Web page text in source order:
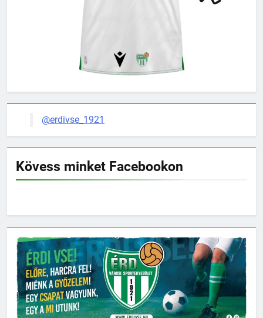
@erdivse_1921
Kövess minket Facebookon